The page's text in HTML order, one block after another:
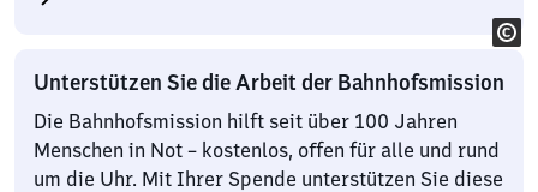
Unterstützen Sie die Arbeit der Bahnhofsmission
Die Bahnhofsmission hilft seit über 100 Jahren
Menschen in Not – kostenlos, offen für alle und rund
um die Uhr. Mit Ihrer Spende unterstützen Sie diese